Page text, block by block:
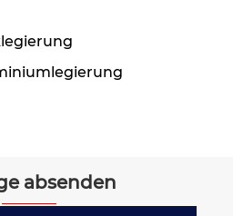
absenden